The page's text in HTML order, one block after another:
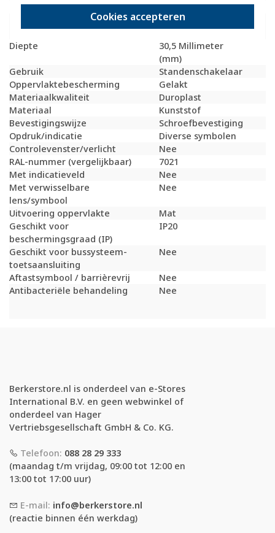
Cookies accepteren
Halogeenvrij
Ja
58,8 Millimeter
(mm)
Diepte
30,5 Millimeter
(mm)
Gebruik
Standenschakelaar
Oppervlaktebescherming
Gelakt
Materiaalkwaliteit
Duroplast
Materiaal
Kunststof
Bevestigingswijze
Schroefbevestiging
Opdruk/indicatie
Diverse symbolen
Controlevenster/verlicht
Nee
RAL-nummer (vergelijkbaar)
7021
Met indicatieveld
Nee
Met verwisselbare
lens/symbool
Nee
Uitvoering oppervlakte
Mat
Geschikt voor
beschermingsgraad (IP)
IP20
Geschikt voor bussysteem-
toetsaansluiting
Nee
Aftastsymbool / barrièrevrij
Nee
Antibacteriële behandeling
Nee
Berkerstore.nl is onderdeel van e-Stores
International B.V. en geen webwinkel of
onderdeel van Hager
Vertriebsgesellschaft GmbH & Co. KG.
Telefoon: 088 28 29 333
(maandag t/m vrijdag, 09:00 tot 12:00 en
13:00 tot 17:00 uur)
E-mail: info@berkerstore.nl
(reactie binnen één werkdag)